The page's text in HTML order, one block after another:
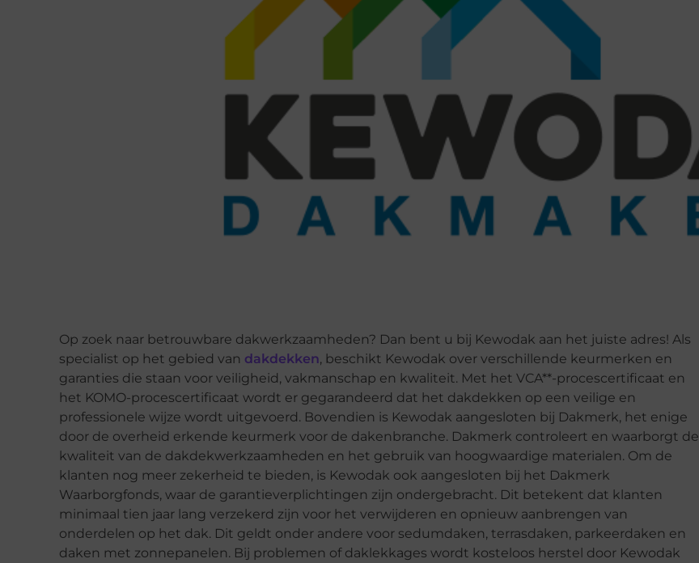
Op zoek naar betrouwbare dakwerkzaamheden? Dan bent u bij Kewodak aan het juiste adres! Als
specialist op het gebied van dakdekken, beschikt Kewodak over verschillende keurmerken en
garanties die staan voor veiligheid, vakmanschap en kwaliteit. Met het VCA**-procescertificaat en
het KOMO-procescertificaat wordt er gegarandeerd dat het dakdekken op een veilige en
professionele wijze wordt uitgevoerd. Bovendien is Kewodak aangesloten bij Dakmerk, het enige
door de overheid erkende keurmerk voor de dakenbranche. Dakmerk controleert en waarborgt de
kwaliteit van de dakdekwerkzaamheden en het gebruik van hoogwaardige materialen. Om de
klanten nog meer zekerheid te bieden, is Kewodak ook aangesloten bij het Dakmerk
Waarborgfonds, waar de garantieverplichtingen zijn ondergebracht. Dit betekent dat klanten
minimaal tien jaar lang verzekerd zijn voor het verwijderen en opnieuw aanbrengen van
onderdelen op het dak. Dit geldt onder andere voor sedumdaken, terrasdaken, parkeerdaken en
daken met zonnepanelen. Bij problemen of daklekkages wordt kosteloos herstel door Kewodak